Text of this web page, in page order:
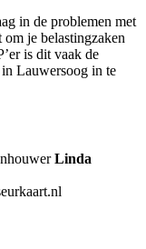
in de problemen met
je belastingzaken
is dit vaak de
Lauwersoog in te
Linda